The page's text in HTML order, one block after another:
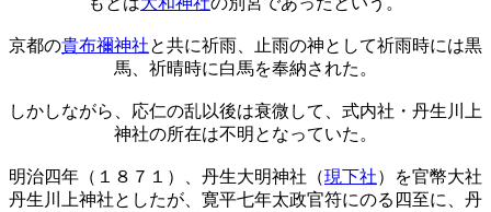
京都の貴布禰神社と共に祈雨、止雨の神として祈雨時には黒
馬、祈晴時に白馬を奉納された。
しかしながら、応仁の乱以後は衰微して、式内社・丹生川上
神社の所在は不明となっていた。
明治四年（１８７１）、丹生大明神社（現下社）を官幣大社
丹生川上神社としたが、寛平七年太政官符にのる四至に、丹